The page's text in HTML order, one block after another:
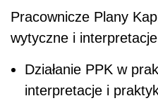
Pracownicze Plany
wytyczne i
Działanie PPK w
interpretacje i